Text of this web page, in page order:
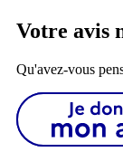
Votre avis
Qu'avez-vous